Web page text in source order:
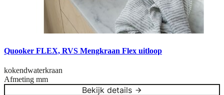
Quooker FLEX, RVS Mengkraan Flex uitloop
kokendwaterkraan
Afmeting mm
Bekijk details